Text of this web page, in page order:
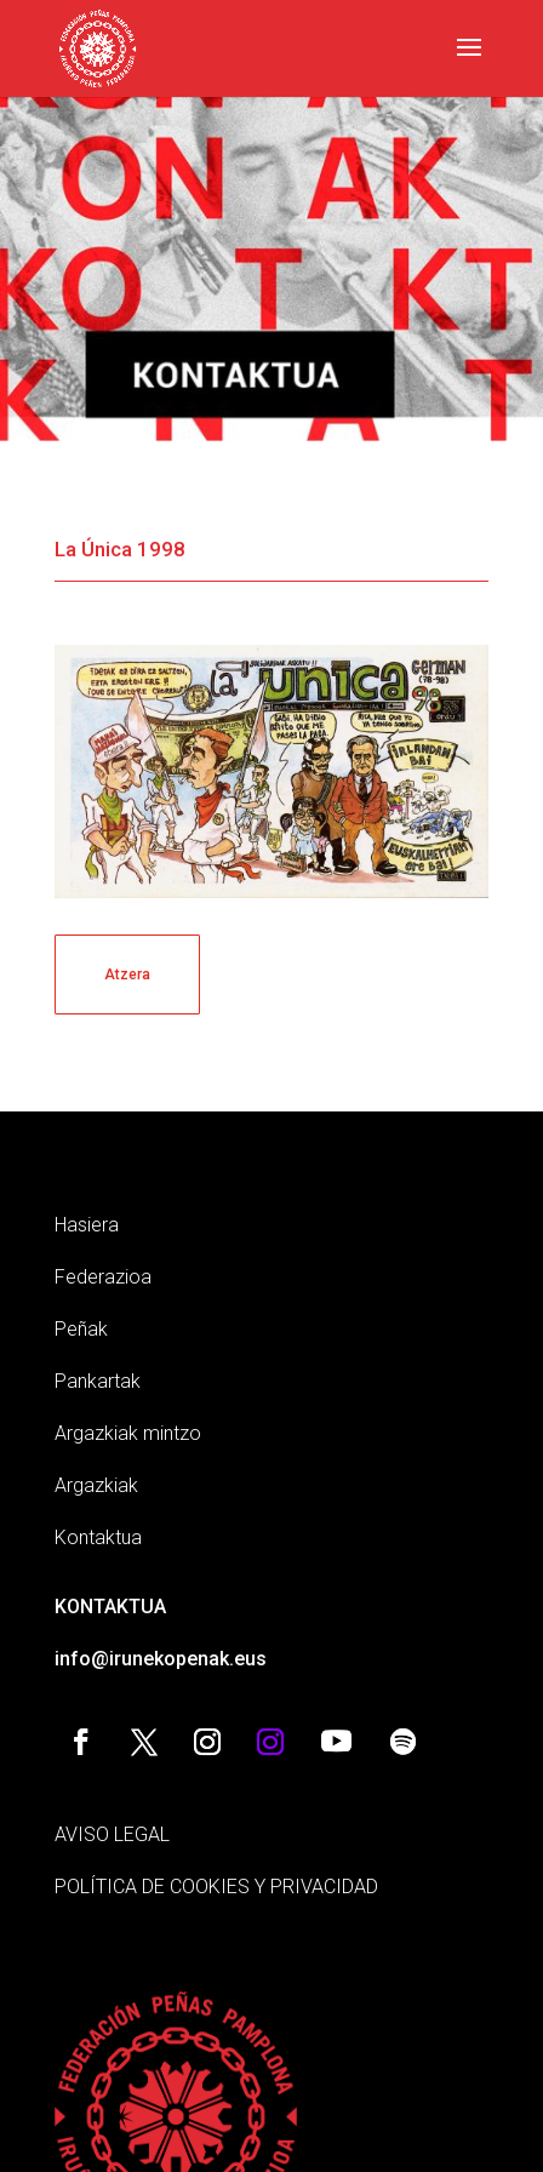
La Única 1998
Atzera
Hasiera
Federazioa
Peñak
Pankartak
Argazkiak mintzo
Argazkiak
Kontaktua
KONTAKTUA
info@irunekopenak.eus
AVISO LEGAL
POLÍTICA DE COOKIES Y PRIVACIDAD